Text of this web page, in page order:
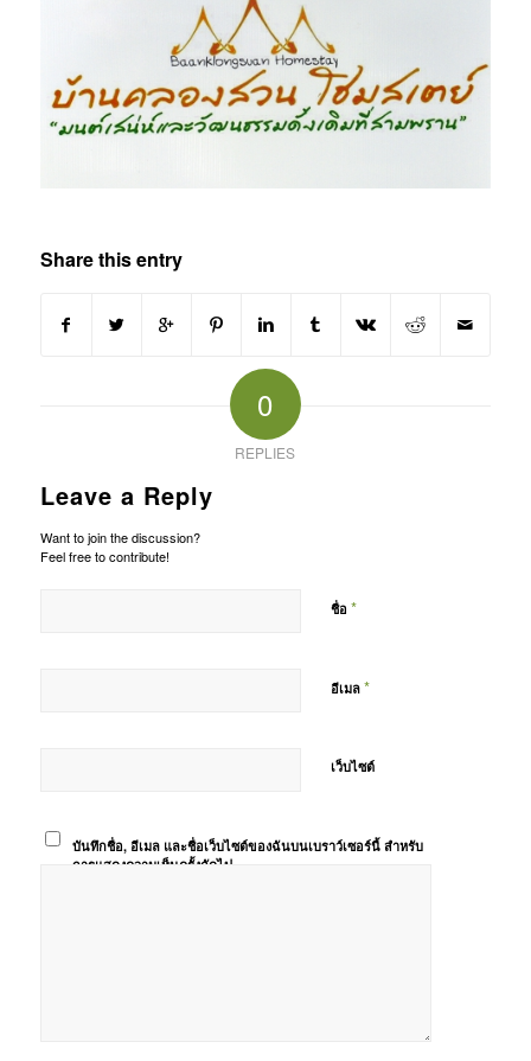
Share this entry
0
REPLIES
Leave a Reply
Want to join the discussion?
Feel free to contribute!
ชื่อ *
อีเมล *
เว็บไซต์
บันทึกชื่อ, อีเมล และชื่อเว็บไซต์ของฉันบนเบราว์เซอร์นี้ สำหรับ
การแสดงความเห็นครั้งถัดไป